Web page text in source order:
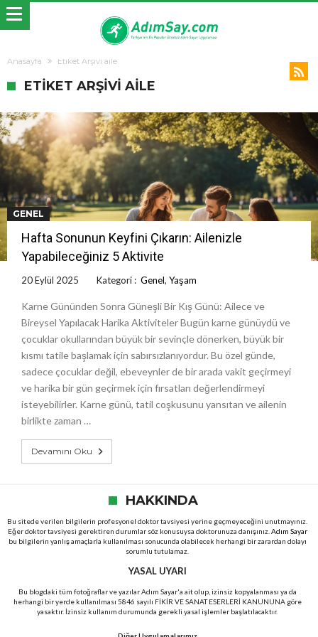
Anasayfa Etiket Arşivi aile
ETIKET ARŞIVI AILE
GENEL
Hafta Sonunun Keyfini Çıkarın: Ailenizle
Yapabileceğiniz 5 Aktivite
20 Eylül 2025 Kategori : Genel, Yaşam
Karne Gününden Sonra Güneşli Bir Kış Günü: Ailece ve
Bireysel Yapılacak Harika Aktiviteler Bugün karne günüydü ve
çocuklar okullarından büyük bir sevinçle dönerken, büyük bir
kısmı tatile başlamak için sabırsızlanıyordur. Bu özel günde,
sadece çocuklar değil, ebeveynler de bir arada vakit geçirmeyi
ve harika bir gün geçirmek için fırsatları değerlendirmeyi
isteyebilirler. Karne günü, tatil coşkusunu yansıtan ve ailenin
birlikte zaman …
Devamını Oku
HAKKINDA
Bu sitede verilen bilgilerin profesyonel doktor tavsiyesi yerine geçmeyeceğini unutmayınız.
Eğer doktor tavsiyesi gerektiren durumlar söz konusuysa doktorunuza danışınız. Adım Sayar
bu bilgilerin yanlış amaçlarla kullanılması sonucunda olabilecek herhangi bir zarardan dolayı
sorumlu tutulamaz.
YASAL UYARI
Bu blogdaki tüm fotoğraflar ve yazılar Adım Sayar'a ait olup, izinsiz kopyalanması ya da
herhangi bir yerde kullanılması 5846 sayılı FİKİR VE SANAT ESERLERİ KANUNUNA göre
yasaktır. İzinsiz kullanım durumunda gerekli yasal işlemler başlatılacaktır.